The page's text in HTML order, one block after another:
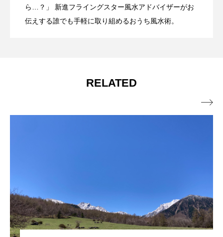
ら…？」 新進フライングスター風水アドバイザーがお
伝えする誰でも手軽に取り組めるおうち風水術。
風水～
8月6日）～ゆずりは流フライングスター
2025.06.13 第九運 第二年 午月（2025年6月5日～
RELATED
